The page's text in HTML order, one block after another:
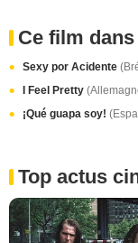
Ce film
Sexy por Acidente
I Feel Pretty
¡Qué guapa soy!
Top actus